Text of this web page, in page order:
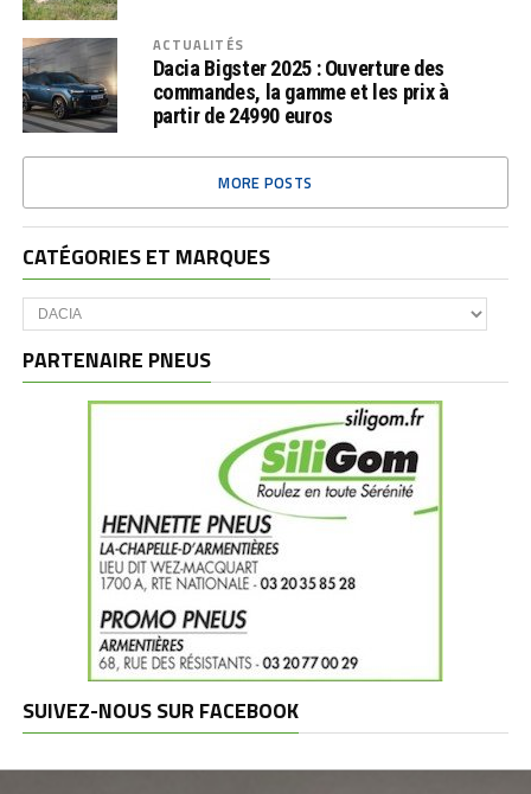
ACTUALITÉS
Dacia Bigster 2025 : Ouverture des
commandes, la gamme et les prix à
partir de 24990 euros
MORE POSTS
CATÉGORIES ET MARQUES
Catégories
et
PARTENAIRE PNEUS
SUIVEZ-NOUS SUR FACEBOOK